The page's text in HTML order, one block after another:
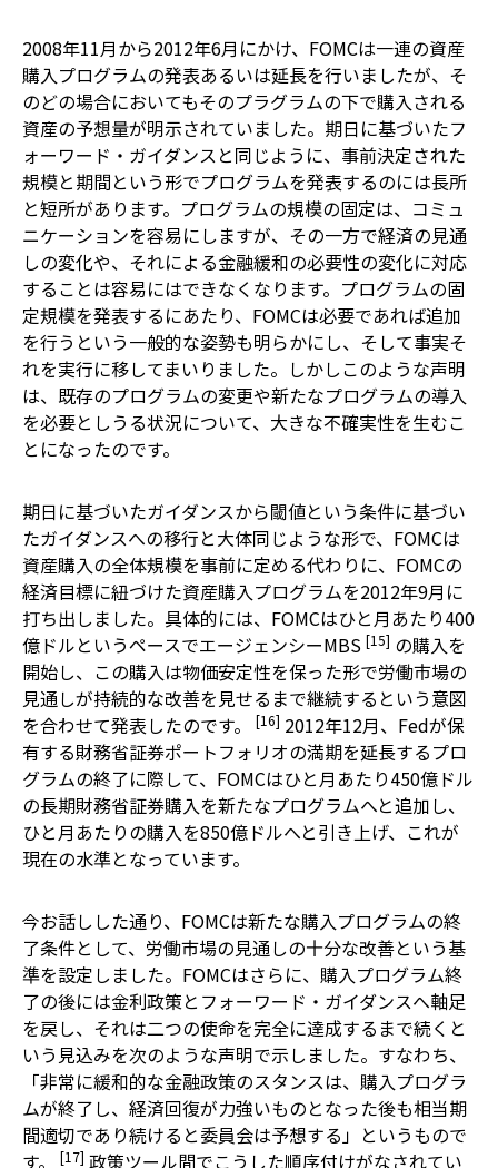
2008年11月から2012年6月にかけ、FOMCは一連の資産
購入プログラムの発表あるいは延長を行いましたが、そ
のどの場合においてもそのプラグラムの下で購入される
資産の予想量が明示されていました。期日に基づいたフ
ォーワード・ガイダンスと同じように、事前決定された
規模と期間という形でプログラムを発表するのには長所
と短所があります。プログラムの規模の固定は、コミュ
ニケーションを容易にしますが、その一方で経済の見通
しの変化や、それによる金融緩和の必要性の変化に対応
することは容易にはできなくなります。プログラムの固
定規模を発表するにあたり、FOMCは必要であれば追加
を行うという一般的な姿勢も明らかにし、そして事実そ
れを実行に移してまいりました。しかしこのような声明
は、既存のプログラムの変更や新たなプログラムの導入
を必要としうる状況について、大きな不確実性を生むこ
とになったのです。
期日に基づいたガイダンスから閾値という条件に基づい
たガイダンスへの移行と大体同じような形で、FOMCは
資産購入の全体規模を事前に定める代わりに、FOMCの
経済目標に紐づけた資産購入プログラムを2012年9月に
打ち出しました。具体的には、FOMCはひと月あたり400
億ドルというペースでエージェンシーMBS [15] の購入を
開始し、この購入は物価安定性を保った形で労働市場の
見通しが持続的な改善を見せるまで継続するという意図
を合わせて発表したのです。
[16] 2012年12月、Fedが保
有する財務省証券ポートフォリオの満期を延長するプロ
グラムの終了に際して、FOMCはひと月あたり450億ドル
の長期財務省証券購入を新たなプログラムへと追加し、
ひと月あたりの購入を850億ドルへと引き上げ、これが
現在の水準となっています。
今お話しした通り、FOMCは新たな購入プログラムの終
了条件として、労働市場の見通しの十分な改善という基
準を設定しました。FOMCはさらに、購入プログラム終
了の後には金利政策とフォーワード・ガイダンスへ軸足
を戻し、それは二つの使命を完全に達成するまで続くと
いう見込みを次のような声明で示しました。すなわち、
「非常に緩和的な金融政策のスタンスは、購入プログラ
ムが終了し、経済回復が力強いものとなった後も相当期
間適切であり続けると委員会は予想する」というもので
す。
[17] 政策ツール間でこうした順序付けがなされてい